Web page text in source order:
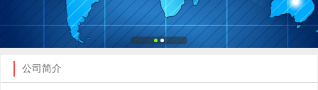
公司简介